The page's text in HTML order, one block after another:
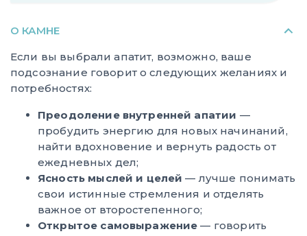
О КАМНЕ
Если вы выбрали апатит, возможно, ваше
подсознание говорит о следующих желаниях и
потребностях:
Преодоление внутренней апатии —
пробудить энергию для новых начинаний,
найти вдохновение и вернуть радость от
ежедневных дел;
Ясность мыслей и целей — лучше понимать
свои истинные стремления и отделять
важное от второстепенного;
Открытое самовыражение — говорить